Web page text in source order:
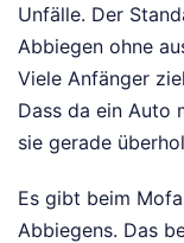
Unfälle. Der
Abbiegen ohne
Viele Anfänger
Dass da ein Auto
sie gerade
Es gibt beim
Abbiegens. Das